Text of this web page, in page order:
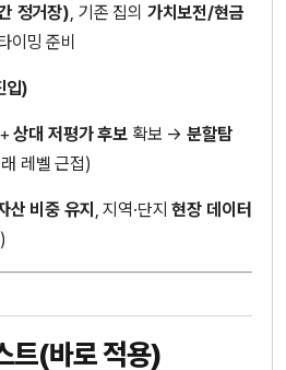
정거장), 기존 집의 가치보전/현금
이밍 준비
입)
상대 저평가 후보 확보 →분할탐
레벨 근접)
산 비중 유지 , 지역·단지현장 데이터
트(바로 적용)